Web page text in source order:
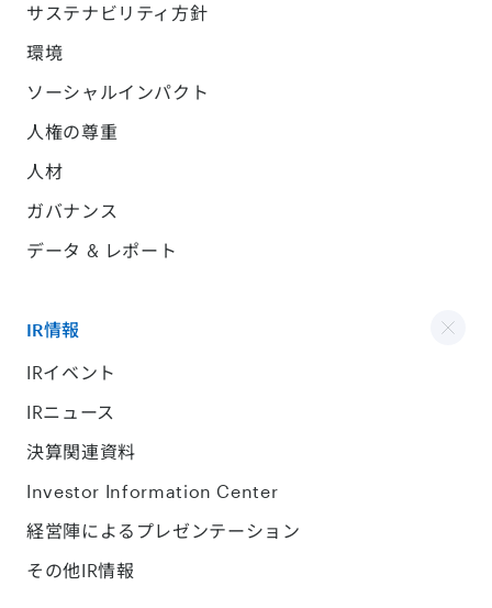
サステナビリティ方針
環境
ソーシャルインパクト
人権の尊重
人材
ガバナンス
データ & レポート
IR情報
IRイベント
IRニュース
決算関連資料
Investor Information Center
経営陣によるプレゼンテーション
その他IR情報